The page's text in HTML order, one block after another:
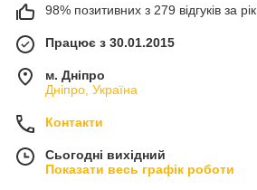
98% позитивних з 279 відгуків за рік
Працює з 30.01.2015
м. Дніпро
Дніпро, Україна
Контакти
Сьогодні вихідний
Показати весь графік роботи